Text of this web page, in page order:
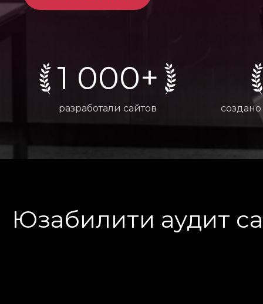
1 000+
разработали сайтов
Юзабилити аудит